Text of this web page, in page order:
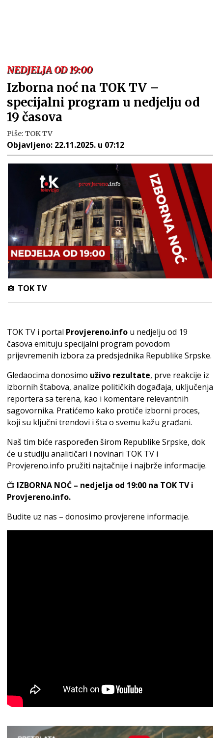
NEDJELJA OD 19:00
Izborna noć na TOK TV –
specijalni program u nedjelju od
19 časova
Piše: TOK TV
Objavljeno: 22.11.2025. u 07:12
TOK TV
TOK TV i portal Provjereno.info u nedjelju od 19
časova emituju specijalni program povodom
prijevremenih izbora za predsjednika Republike Srpske.
Gledaocima donosimo uživo rezultate, prve reakcije iz
izbornih štabova, analize političkih događaja, uključenja
reportera sa terena, kao i komentare relevantnih
sagovornika. Pratićemo kako protiče izborni proces,
koji su ključni trendovi i šta o svemu kažu građani.
Naš tim biće raspoređen širom Republike Srpske, dok
će u studiju analitičari i novinari TOK TV i
Provjereno.info pružiti najtačnije i najbrže informacije.
📺 IZBORNA NOĆ – nedjelja od 19:00 na TOK TV i
Provjereno.info.
Budite uz nas – donosimo provjerene informacije.